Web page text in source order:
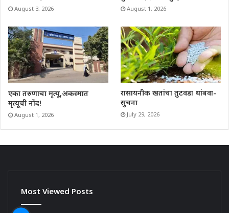
August 3, 2026 August 1, 2026
एका तरुणाचा मृत्यू,अकस्मात
मृत्यूची नोंद!
August 1, 2026
रासायनीक खतांचा तुटवडा थांबवा-
सुचना
July 29, 2026
Most Viewed Posts